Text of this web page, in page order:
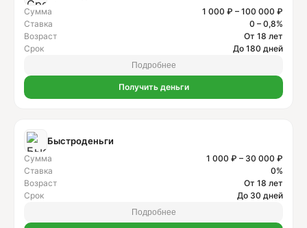
Сумма
1 000 ₽ – 100 000 ₽
Ставка
0 – 0,8%
Возраст
От 18 лет
Срок
До 180 дней
Подробнее
Получить деньги
Быстроденьги
Сумма
1 000 ₽ – 30 000 ₽
Ставка
0%
Возраст
От 18 лет
Срок
До 30 дней
Подробнее